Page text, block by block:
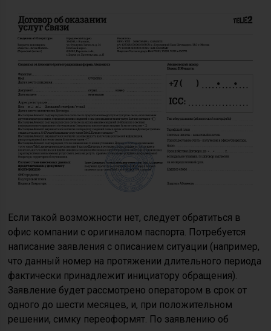
Если такой возможности нет, следует обратиться в
офис компании с оригиналом паспорта. Потребуется
написание заявления с описанием ситуации (например,
что данный номер на протяжении длительного периода
фактически принадлежит инициатору обращения).
Заявление будет рассмотрено оператором в срок от
одного до шести месяцев, и, при положительном
решении, симку переоформят. По заявлению об